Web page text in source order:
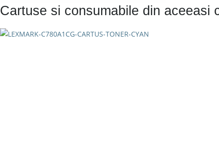
Cartuse si consumabile din aceeasi